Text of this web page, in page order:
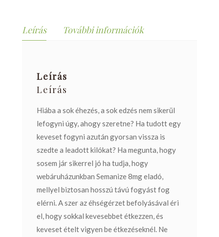
Leírás További információk
Leírás
Leírás
Hiába a sok éhezés, a sok edzés nem sikerül
lefogyni úgy, ahogy szeretne? Ha tudott egy
keveset fogyni azután gyorsan vissza is
szedte a leadott kilókat? Ha megunta, hogy
sosem jár sikerrel jó ha tudja, hogy
webáruházunkban Semanize 8mg eladó,
mellyel biztosan hosszú távú fogyást fog
elérni. A szer az éhségérzet befolyásával éri
el, hogy sokkal kevesebbet étkezzen, és
keveset ételt vigyen be étkezéseknél. Ne